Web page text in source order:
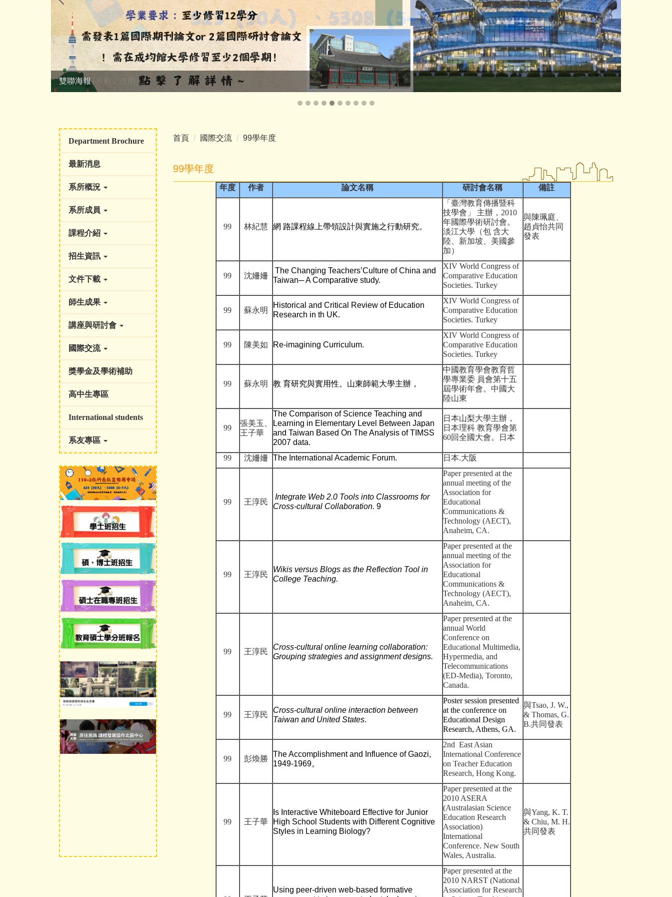
114-2教科系教室使用
Department Brochure
最新消息
系所概況
系所成員
課程介紹
招生資訊
文件下載
師生成果
講座與研討會
國際交流
獎學金及學術補助
高中生專區
International students
系友專區
首頁 國際交流 99學年度
99學年度
年度 作者 論文名稱 研討會名稱 備註
99 林紀慧 網 路課程線上帶領設計與實施之行動研究。
「臺灣教育傳播暨科
技學會」 主辦， 2010
年國際學術研討會。
淡江大學（包 含大
陸、新加坡、美國參
加）
與陳珮庭、
趙貞怡共同
發表
99 沈姍姍
The Changing Teachers’Culture of China and
Taiwan─A Comparative study.
XIV World Congress of
Comparative Education
Societies. Turkey
99 蘇永明
Historical and Critical Review of Education
Research in th UK.
XIV World Congress of
Comparative Education
Societies. Turkey
99 陳美如 Re-imagining Curriculum.
XIV World Congress of
Comparative Education
Societies. Turkey
99 蘇永明 教 育研究與實用性。山東師範大學主辦，
中國教育學會教育哲
學專業委 員會第十五
屆學術年會。中國大
陸山東
99
張美玉、
王子華
The Comparison of Science Teaching and
Learning in Elementary Level Between Japan
and Taiwan Based On The Analysis of TIMSS
2007 data.
日本山梨大學主辦，
日本理科 教育學會第
60回全國大會。日本
99 沈姍姍 The International Academic Forum. 日本.大阪
99 王淳民
Integrate Web 2.0 Tools into Classrooms for
Cross-cultural Collaboration. 9
Paper presented at the
annual meeting of the
Association for
Educational
Communications &
Technology (AECT),
Anaheim, CA.
99 王淳民
Wikis versus Blogs as the Reflection Tool in
College Teaching.
Paper presented at the
annual meeting of the
Association for
Educational
Communications &
Technology (AECT),
Anaheim, CA.
99 王淳民
Cross-cultural online learning collaboration:
Grouping strategies and assignment designs.
Paper presented at the
annual World
Conference on
Educational Multimedia,
Hypermedia, and
Telecommunications
(ED-Media), Toronto,
Canada.
99 王淳民
Cross-cultural online interaction between
Taiwan and United States.
Poster session presented
at the conference on
Educational Design
Research, Athens, GA.
與Tsao, J. W.,
& Thomas, G.
B.共同發表
99 彭煥勝
The Accomplishment and Influence of Gaozi,
1949-1969。
2nd East Asian
International Conference
on Teacher Education
Research, Hong Kong.
99 王子華
Is Interactive Whiteboard Effective for Junior
High School Students with Different Cognitive
Styles in Learning Biology?
Paper presented at the
2010 ASERA
(Australasian Science
Education Research
Association)
International
Conference. New South
Wales, Australia.
與Yang, K. T.
& Chiu, M. H.
共同發表
Using peer-driven web-based formative
Paper presented at the
2010 NARST (National
Association for Research